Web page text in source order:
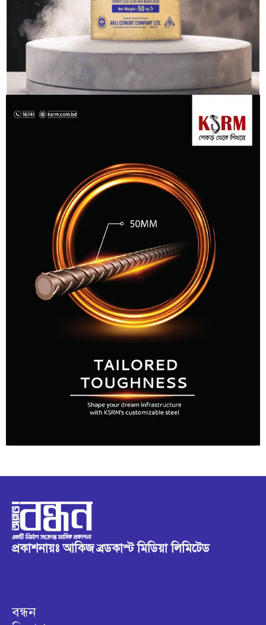
প্রকাশনায়ঃ আকিজ ব্রডকাস্ট মিডিয়া লিমিটেড
বন্ধন